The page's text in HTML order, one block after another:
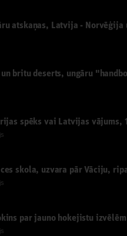
atskaņas, Latvija - Norvēģija
britu deserts, ungāru
spēks vai Latvijas vājums,
skola, uzvara pār Vāciju,
par jauno hokejistu